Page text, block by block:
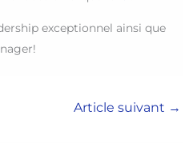
exceptionnel ainsi que
Article suivant →